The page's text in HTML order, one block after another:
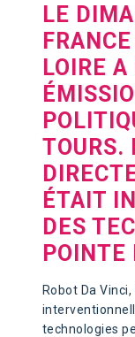
LE
LOIRE A
TOURS.
ÉTAIT
DES
POINTE
Robot Da
technologies